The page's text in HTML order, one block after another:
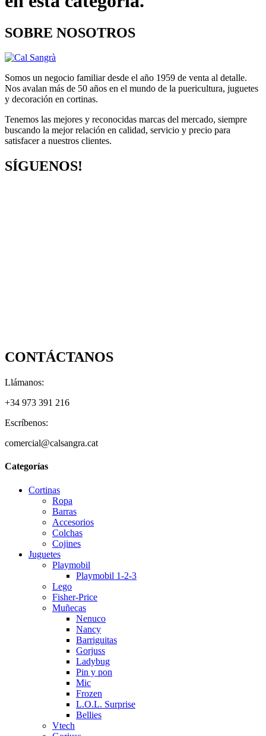
SOBRE NOSOTROS
Somos un negocio familiar desde el año 1959 de venta al detalle.
Nos avalan más de 50 años en el mundo de la puericultura, juguetes
y decoración en cortinas.
Tenemos las mejores y reconocidas marcas del mercado, siempre
buscando la mejor relación en calidad, servicio y precio para
satisfacer a nuestros clientes.
SÍGUENOS!
CONTÁCTANOS
Llámanos:
+34 973 391 216
Escríbenos:
comercial@calsangra.cat
Categorías
Cortinas
Ropa
Barras
Accesorios
Colchas
Cojines
Juguetes
Playmobil
Playmobil 1-2-3
Lego
Fisher-Price
Muñecas
Nenuco
Nancy
Barriguitas
Gorjuss
Ladybug
Pin y pon
Mic
Frozen
L.O.L. Surprise
Bellies
Vtech